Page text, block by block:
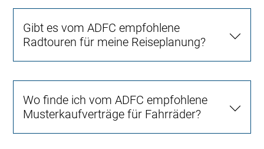
Gibt es vom ADFC empfohlene
Radtouren für meine Reiseplanung?
Wo finde ich vom ADFC empfohlene
Musterkaufverträge für Fahrräder?